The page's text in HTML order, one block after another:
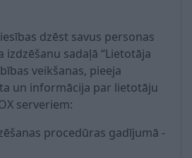
dzēst savus personas
sadaļā “Lietotāja
veikšanas, pieeja
un informācija par lietotāju
serveriem:
procedūras gadījumā -